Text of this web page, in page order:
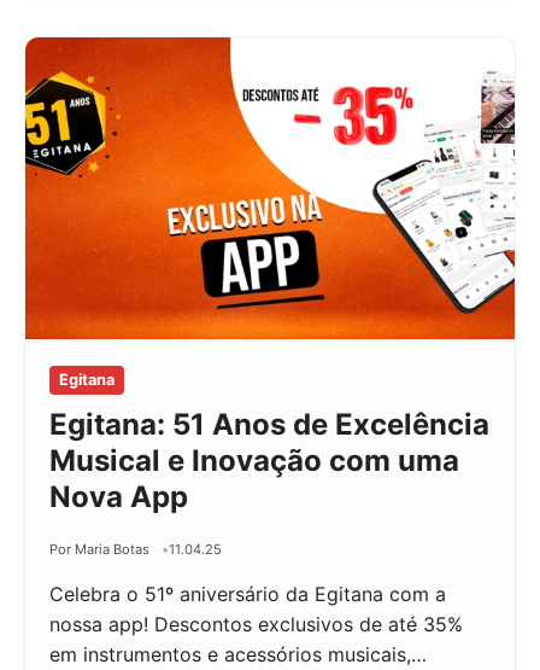
Egitana
Egitana: 51 Anos de Excelência
Musical e Inovação com uma
Nova App
Por Maria Botas 11.04.25
Celebra o 51º aniversário da Egitana com a
nossa app! Descontos exclusivos de até 35%
em instrumentos e acessórios musicais,…